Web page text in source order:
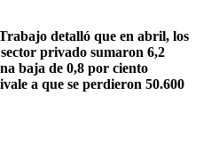
detalló que en abril, los
privado sumaron 6,2
baja de 0,8 por ciento
a que se perdieron 50.600